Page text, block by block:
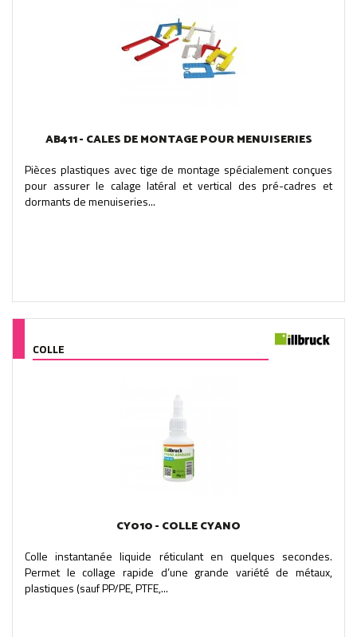
AB411 - CALES DE MONTAGE POUR MENUISERIES
Pièces plastiques avec tige de montage spécialement conçues
pour assurer le calage latéral et vertical des pré-cadres et
dormants de menuiseries...
COLLE
CY010 - COLLE CYANO
Colle instantanée liquide réticulant en quelques secondes.
Permet le collage rapide d’une grande variété de métaux,
plastiques (sauf PP/PE, PTFE,...